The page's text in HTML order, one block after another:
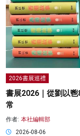
2026書展巡禮
書展2026｜從劉以
常
作者: 本社編輯部
2026-08-06